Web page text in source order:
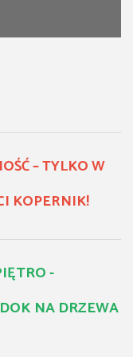
– TYLKO W
KOPERNIK!
-
NA DRZEWA